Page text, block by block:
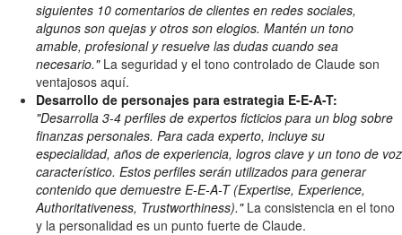
siguientes 10 comentarios de clientes en redes sociales,
algunos son quejas y otros son elogios. Mantén un tono
amable, profesional y resuelve las dudas cuando sea
necesario."La seguridad y el tono controlado de Claude son
ventajosos aquí.
Desarrollo de personajes para estrategia E-E-A-T:
"Desarrolla 3-4 perfiles de expertos ficticios para un blog sobre
finanzas personales. Para cada experto, incluye su
especialidad, años de experiencia, logros clave y un tono de voz
característico. Estos perfiles serán utilizados para generar
contenido que demuestre E-E-A-T (Expertise, Experience,
Authoritativeness, Trustworthiness)."La consistencia en el tono
y la personalidad es un punto fuerte de Claude.